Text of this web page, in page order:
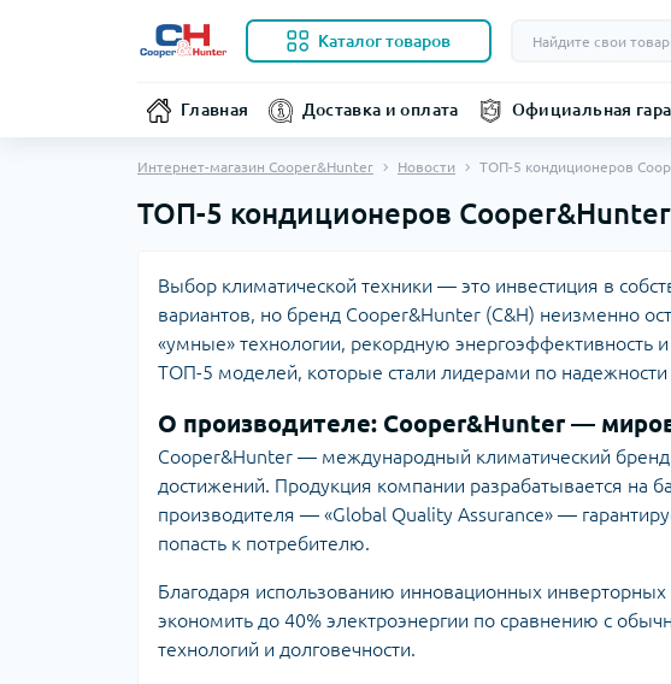
Каталог товаров
Главная Доставка и оплата Официальная
Интернет-магазин Cooper&Hunter Новости ТОП-5 кондиционеров
ТОП-5 кондиционеров
Выбор климатической техники — это инвестиция в
вариантов, но бренд Cooper&Hunter (C&H) неизменно
«умные» технологии, рекордную энергоэффективность
ТОП-5 моделей, которые стали лидерами по
О производителе: Cooper&Hunter —
Cooper&Hunter — международный климатический
достижений. Продукция компании разрабатывается на
производителя — «Global Quality Assurance» —
попасть к потребителю.
Благодаря использованию инновационных
экономить до 40% электроэнергии по сравнению с
технологий и долговечности.